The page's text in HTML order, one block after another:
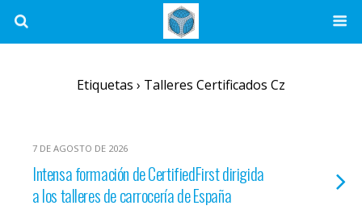
Etiquetas › Talleres Certificados Cz
7 DE AGOSTO DE 2026
Intensa formación de CertifiedFirst dirigida
a los talleres de carrocería de España